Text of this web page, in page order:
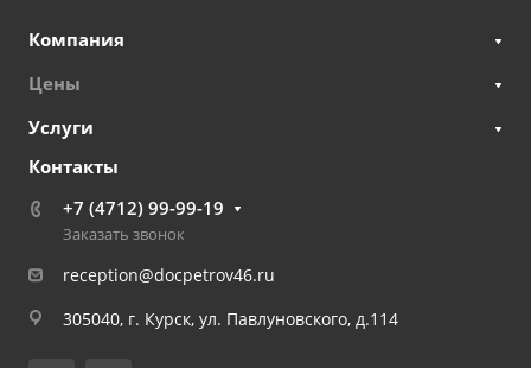
Компания
Цены
Услуги
Контакты
+7 (4712) 99-99-19
Заказать звонок
reception@docpetrov46.ru
305040, г. Курск, ул. Павлуновского, д.114